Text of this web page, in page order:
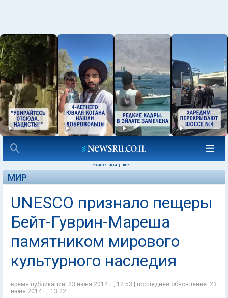
23 ИЮНЯ 2014 10:53
МИР
UNESCO признало пещеры
Бейт-Гуврин-Мареша
памятником мирового
культурного наследия
время публикации: 23 июня 2014 г., 12:53 | последнее обновление: 23
июня 2014 г., 13:22